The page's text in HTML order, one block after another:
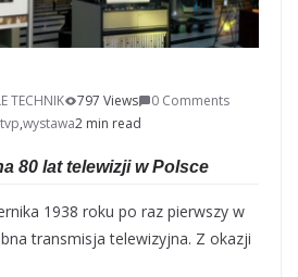
TECHNIK 797 Views
0 Comments
tvp,wystawa2 min read
80 lat telewizji w Polsce
1938 roku po raz pierwszy w
transmisja telewizyjna. Z okazji